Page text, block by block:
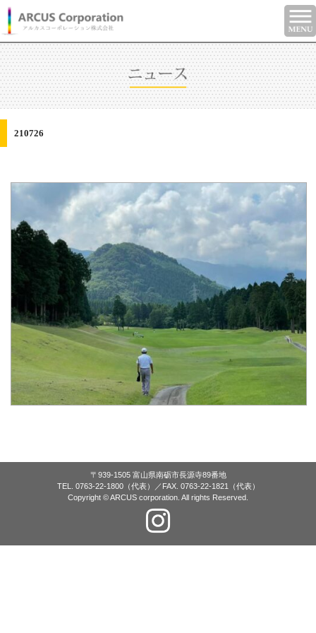
210726
〒939-1505 富山県南砺市長源寺89番地
TEL. 0763-22-1800（代表）／FAX. 0763-22-1821（代表）
Copyright © ARCUS corporation. All rights Reserved.